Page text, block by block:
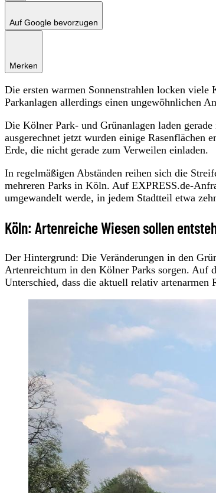
Auf Google bevorzugen
Merken
Die ersten warmen Sonnenstrahlen locken
Parkanlagen allerdings einen ungewöhnlichen
Die Kölner Park- und Grünanlagen laden
ausgerechnet jetzt wurden einige Rasenflächen
Erde, die nicht gerade zum Verweilen einladen.
In regelmäßigen Abständen reihen sich die
mehreren Parks in Köln. Auf EXPRESS.de-
umgewandelt werde, in jedem Stadtteil etwa
Köln: Artenreiche Wiesen sollen
Der Hintergrund: Die Veränderungen in den
Artenreichtum in den Kölner Parks sorgen. Auf
Unterschied, dass die aktuell relativ artenarmen